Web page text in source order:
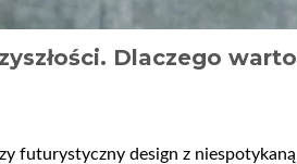
Dlaczego warto
futurystyczny design z niespotykaną